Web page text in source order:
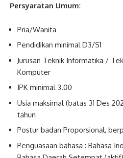
Persyaratan Umum:
Pria/Wanita
Pendidikan minimal D3/S1
Jurusan Teknik Informatika /
Komputer
IPK minimal 3.00
Usia maksimal (batas 31 Des
tahun
Postur badan Proporsional,
Penguasaan bahasa : Bahasa